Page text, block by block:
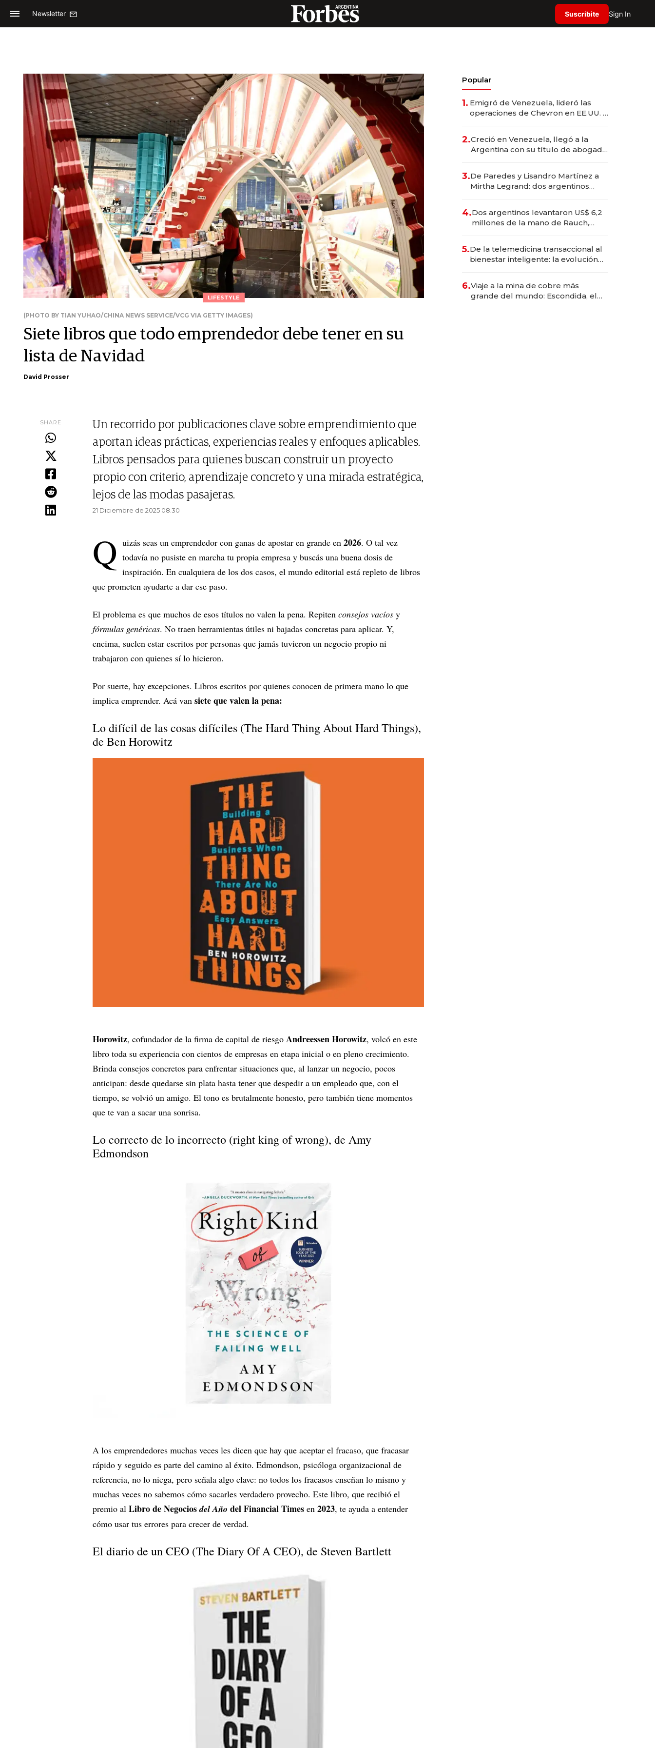
Newsletter Suscribite Sign In
LIFESTYLE
(PHOTO BY TIAN YUHAO/CHINA NEWS SERVICE/VCG VIA GETTY IMAGES)
Siete libros que todo emprendedor debe tener en su
lista de Navidad
David Prosser
SHARE
Un recorrido por publicaciones clave sobre emprendimiento que
aportan ideas prácticas, experiencias reales y enfoques aplicables.
Libros pensados para quienes buscan construir un proyecto
propio con criterio, aprendizaje concreto y una mirada estratégica,
lejos de las modas pasajeras.
21 Diciembre de 2025 08.30
Q uizás seas un emprendedor con ganas de apostar en grande en 2026. O tal vez
todavía no pusiste en marcha tu propia empresa y buscás una buena dosis de
inspiración. En cualquiera de los dos casos, el mundo editorial está repleto de libros
que prometen ayudarte a dar ese paso.
El problema es que muchos de esos títulos no valen la pena. Repiten consejos vacíos y
fórmulas genéricas. No traen herramientas útiles ni bajadas concretas para aplicar. Y,
encima, suelen estar escritos por personas que jamás tuvieron un negocio propio ni
trabajaron con quienes sí lo hicieron.
Por suerte, hay excepciones. Libros escritos por quienes conocen de primera mano lo que
implica emprender. Acá van siete que valen la pena:
Lo difícil de las cosas difíciles (The Hard Thing About Hard Things),
de Ben Horowitz
Horowitz, cofundador de la firma de capital de riesgo Andreessen Horowitz, volcó en este
libro toda su experiencia con cientos de empresas en etapa inicial o en pleno crecimiento.
Brinda consejos concretos para enfrentar situaciones que, al lanzar un negocio, pocos
anticipan: desde quedarse sin plata hasta tener que despedir a un empleado que, con el
tiempo, se volvió un amigo. El tono es brutalmente honesto, pero también tiene momentos
que te van a sacar una sonrisa.
Lo correcto de lo incorrecto (right king of wrong), de Amy
Edmondson
A los emprendedores muchas veces les dicen que hay que aceptar el fracaso, que fracasar
rápido y seguido es parte del camino al éxito. Edmondson, psicóloga organizacional de
referencia, no lo niega, pero señala algo clave: no todos los fracasos enseñan lo mismo y
muchas veces no sabemos cómo sacarles verdadero provecho. Este libro, que recibió el
premio al Libro de Negociosdel Año del Financial Times en 2023, te ayuda a entender
cómo usar tus errores para crecer de verdad.
El diario de un CEO (The Diary Of A CEO), de Steven Bartlett
Popular
1. Emigró de Venezuela, lideró las
operaciones de Chevron en EE.UU. y
2.Creció en Venezuela, llegó a la
Argentina con su título de abogado
marcas "fast premium"
3.De Paredes y Lisandro Martínez a
Mirtha Legrand: dos argentinos
deportivo y el cuidado corporal
4.Dos argentinos levantaron US$ 6,2
millones de la mano de Rauch,
5.De la telemedicina transaccional al
bienestar inteligente: la evolución
6.Viaje a la mina de cobre más
grande del mundo: Escondida, el